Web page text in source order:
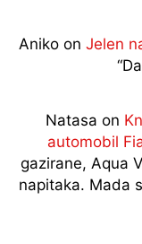
Aniko on Jelen
“
Natasa on
automobil
gazirane, Aqua
napitaka. Mada